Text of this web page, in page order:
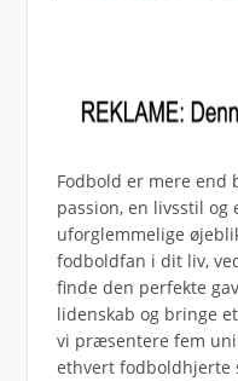
Fodbold er mere end
passion, en livsstil
uforglemmelige
fodboldfan i dit liv,
finde den perfekte
lidenskab og bringe
vi præsentere fem
ethvert fodboldhjerte